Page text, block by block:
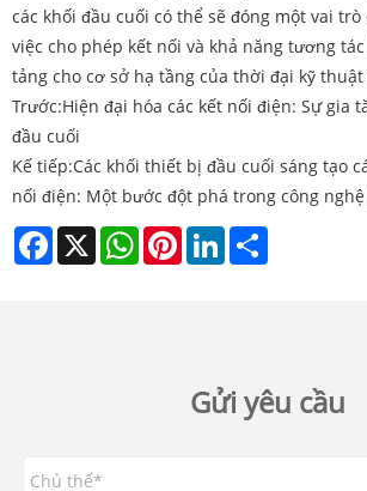
các khối đầu cuối có thể sẽ đóng một vai
việc cho phép kết nối và khả năng tương
tảng cho cơ sở hạ tầng của thời đại kỹ thuật
Trước:Hiện đại hóa các kết nối điện: Sự gia
đầu cuối
Kế tiếp:Các khối thiết bị đầu cuối sáng tạo
nối điện: Một bước đột phá trong công
Facebook
X WhatsAppPinterestLinkedIn
Gửi yêu cầu